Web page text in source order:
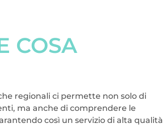
COSA
regionali ci permette non solo di
ma anche di comprendere le
così un servizio di alta qualità